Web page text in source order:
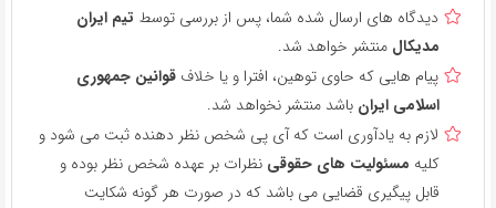
دیدگاه های ارسال شده شما، پس از بررسی توسط تیم ایران
مدیکال منتشر خواهد شد.
پیام هایی که حاوی توهین، افترا و یا خلاف قوانین جمهوری
اسلامی ایران باشد منتشر نخواهد شد.
لازم به یادآوری است که آی پی شخص نظر دهنده ثبت می شود و
کلیه مسئولیت های حقوقی نظرات بر عهده شخص نظر بوده و
قابل پیگیری قضایی می باشد که در صورت هر گونه شکایت